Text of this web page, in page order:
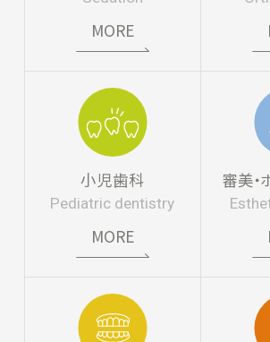
MORE
小児歯科
Pediatric dentistry
MORE
審美・